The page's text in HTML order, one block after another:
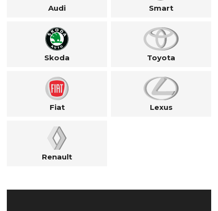
Audi Smart
Skoda Toyota
Fiat Lexus
Renault